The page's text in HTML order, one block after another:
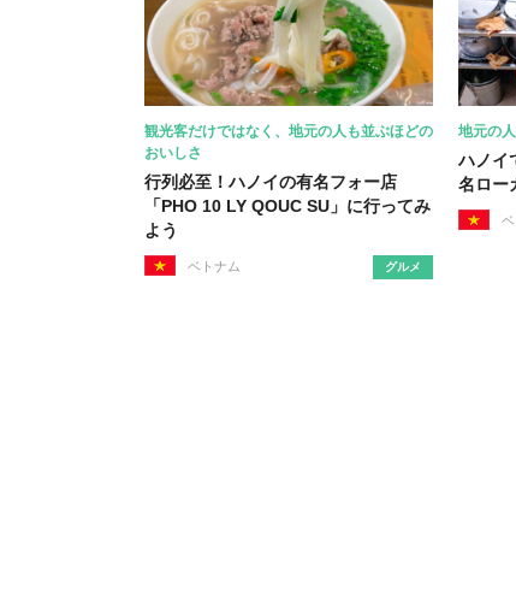
観光客だけではなく、地元の人も並ぶほどの
おいしさ
行列必至！ハノイの有名フォー店
「PHO 10 LY QOUC SU」に行ってみ
よう
ベトナム グルメ
地元の
ハノイ
名ロー